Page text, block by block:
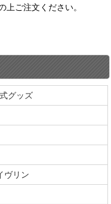
ご注文ください。
グッズ
ヴリン